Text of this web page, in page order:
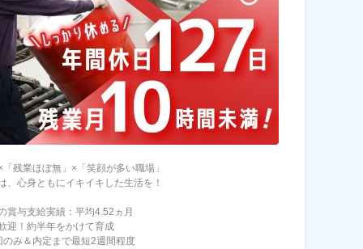
残業ほぼ無」×「笑顔が多い職場」
、心身ともにイキイキした生活を！
賞与支給実績：平均4.52ヵ月
迎！約半年をかけて育成
み＆内定まで最短2週間程度